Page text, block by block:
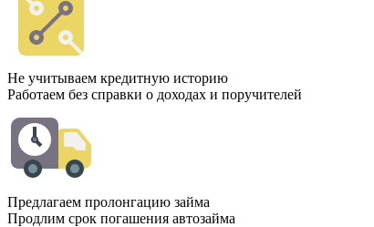
Не учитываем кредитную историю
Работаем без справки о доходах и поручителей
Предлагаем пролонгацию займа
Продлим срок погашения автозайма